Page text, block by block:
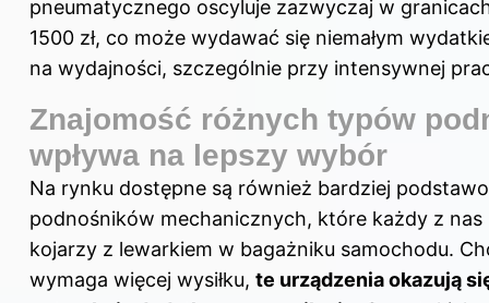
pneumatycznego oscyluje zazwyczaj w
1500 zł, co może wydawać się niemałym
na wydajności, szczególnie przy intensywnej
Znajomość różnych typów
wpływa na lepszy wybór
Na rynku dostępne są również bardziej
podnośników mechanicznych, które każdy z nas
kojarzy z lewarkiem w bagażniku samochodu.
wymaga więcej wysiłku, te urządzenia okazują